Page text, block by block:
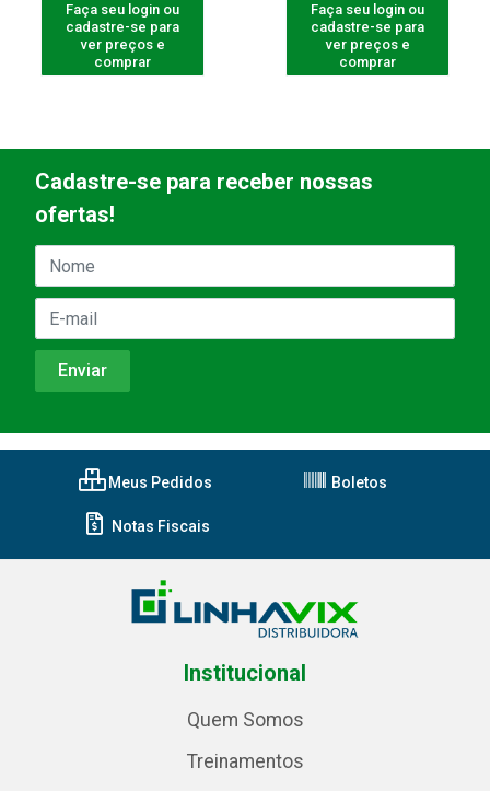
Faça seu login ou
cadastre-se para
ver preços e
comprar
Faça seu login ou
cadastre-se para
ver preços e
comprar
Cadastre-se para receber nossas
ofertas!
Meus Pedidos Boletos
Notas Fiscais
Institucional
Quem Somos
Treinamentos